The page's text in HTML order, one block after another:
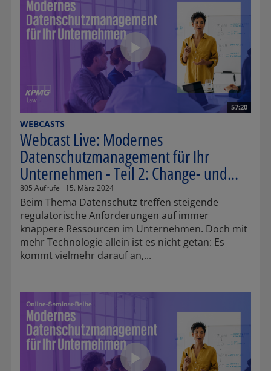
57:20
WEBCASTS
Webcast Live: Modernes
Datenschutzmanagement für Ihr
Unternehmen - Teil 2: Change- und...
805 Aufrufe 15. März 2024
Beim Thema Datenschutz treffen steigende
regulatorische Anforderungen auf immer
knappere Ressourcen im Unternehmen. Doch mit
mehr Technologie allein ist es nicht getan: Es
kommt vielmehr darauf an,...